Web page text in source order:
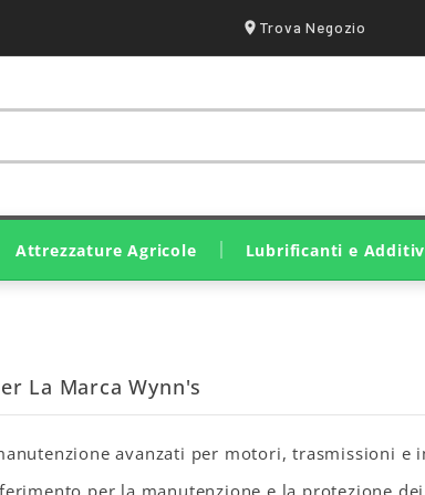
Trova Negozio
Attrezzature Agricole Lubrificanti e
La Marca Wynn's
avanzati per motori, trasmissioni e
per la manutenzione e la protezione